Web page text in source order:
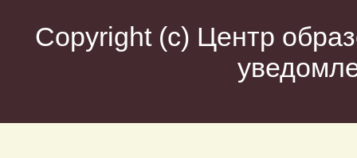
Copyright (c) Центр